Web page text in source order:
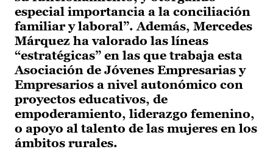
especial importancia a la conciliación
familiar y laboral”. Además, Mercedes
Márquez ha valorado las líneas
“estratégicas” en las que trabaja esta
Asociación de Jóvenes Empresarias y
Empresarios a nivel autonómico con
proyectos educativos, de
empoderamiento, liderazgo femenino,
o apoyo al talento de las mujeres en los
ámbitos rurales.